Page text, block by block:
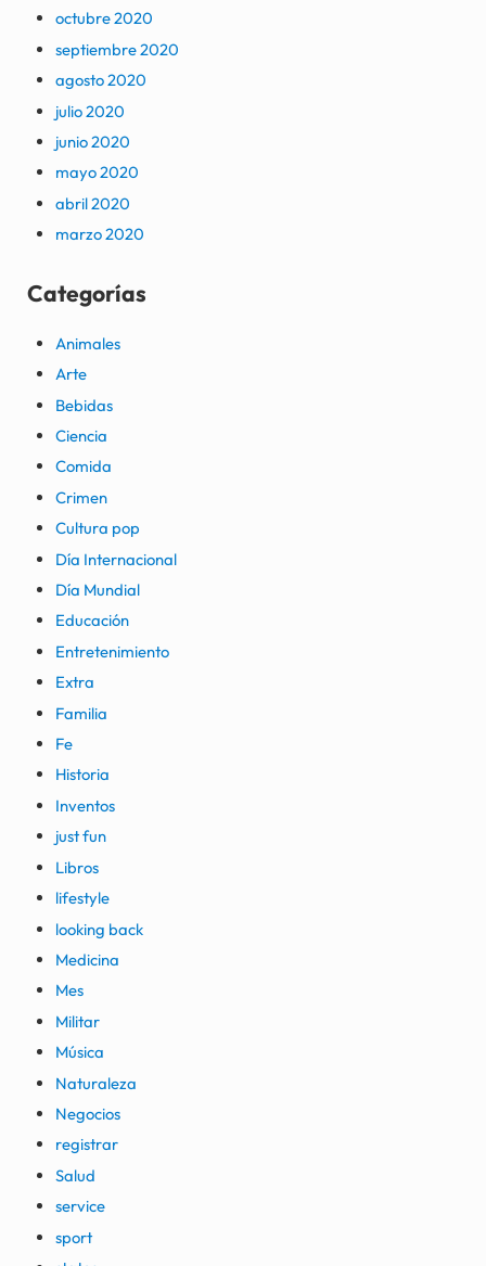
octubre 2020
septiembre 2020
agosto 2020
julio 2020
junio 2020
mayo 2020
abril 2020
marzo 2020
Categorías
Animales
Arte
Bebidas
Ciencia
Comida
Crimen
Cultura pop
Día Internacional
Día Mundial
Educación
Entretenimiento
Extra
Familia
Fe
Historia
Inventos
just fun
Libros
lifestyle
looking back
Medicina
Mes
Militar
Música
Naturaleza
Negocios
registrar
Salud
service
sport